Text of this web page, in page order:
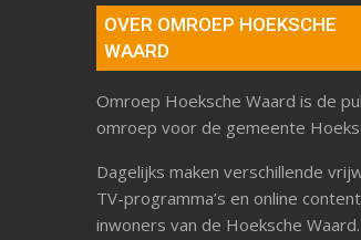
OVER OMROEP HOEKSCHE
WAARD
Omroep Hoeksche Waard is de
omroep voor de gemeente
Dagelijks maken verschillende
TV-programma’s en online
inwoners van de Hoeksche Waard.